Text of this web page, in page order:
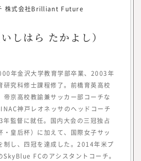
ロフェッショナル人材の働
関する調査・研究機関『み
研究所』を立ち上げ、メデ
Knock 』にて、プロフェッ
き方やキャリア形成につい
てきました。
ンスや副業といった外部プ
人材を活用する企業につい
行い、情報を提供していく
者や人事部、事業部の方よ
ハウや事例をもっと知りた
多くいただく機会が増えま
株式会社Brilliant Future
しはら たかよし）
年金沢大学教育学部卒業、2003年
研究科修士課程修了。前橋育英高校
帝京高校教諭兼サッカー部コーチな
神戸レオネッサのヘッドコーチ
監督に就任。国内大会の三冠独占
・皇后杯）に加えて、国際女子サッ
制し、四冠を達成した。2014年米プ
SkyBlue FCのアシスタントコーチ。